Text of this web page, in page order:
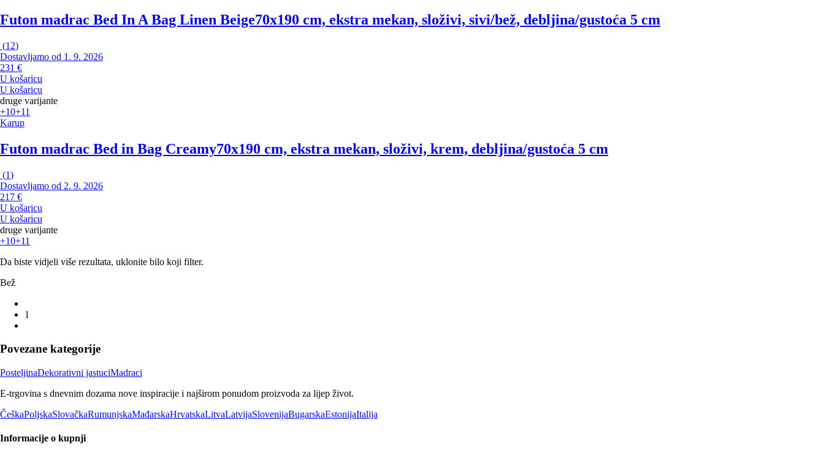
Futon madrac Bed In A Bag Linen Beige70x190 cm, ekstra mekan, složivi, sivi/bež, debljina/gustoća 5 cm
(12)
Dostavljamo od 1. 9. 2026
231 €
U košaricu
U košaricu
druge varijante
+10+11
Karup
Futon madrac Bed in Bag Creamy70x190 cm, ekstra mekan, složivi, krem, debljina/gustoća 5 cm
(1)
Dostavljamo od 2. 9. 2026
217 €
U košaricu
U košaricu
druge varijante
+10+11
Da biste vidjeli više rezultata, uklonite bilo koji filter.
Bež
1
Povezane kategorije
PosteljinaDekorativni jastuciMadraci
E-trgovina s dnevnim dozama nove inspiracije i najširom ponudom proizvoda za lijep život.
ČeškaPoljskaSlovačkaRumunjskaMađarskaHrvatskaLitvaLatvijaSlovenijaBugarskaEstonijaItalija
Informacije o kupnji